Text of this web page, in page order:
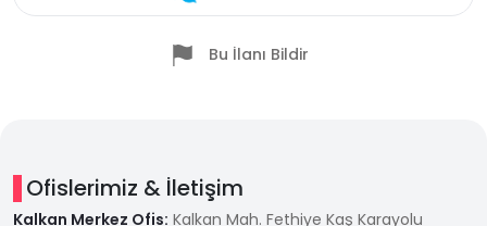
Bu İlanı Bildir
Ofislerimiz & İletişim
Kalkan Merkez Ofis: Kalkan Mah. Fethiye Kaş Karayolu